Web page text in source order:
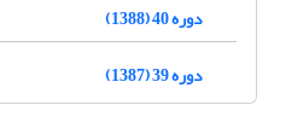
دوره 40 (1388)
دوره 39 (1387)